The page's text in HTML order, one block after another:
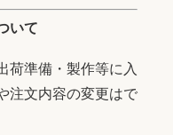
いて
荷準備・製作等に入
注文内容の変更はで